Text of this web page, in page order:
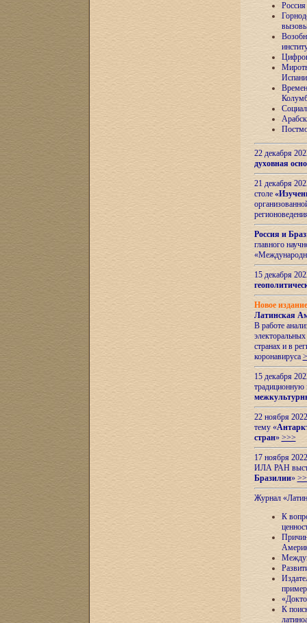
22 декабря
духовная
21 декабря
столе
Россия и
главного
15 декабря
Новое
Латинская
В работе
странах и в
коронавируса
15 декабря
22 ноября
тему «
стран» >>>
17 ноября
ИЛА РАН
Бразилии»
Журнал
К
К